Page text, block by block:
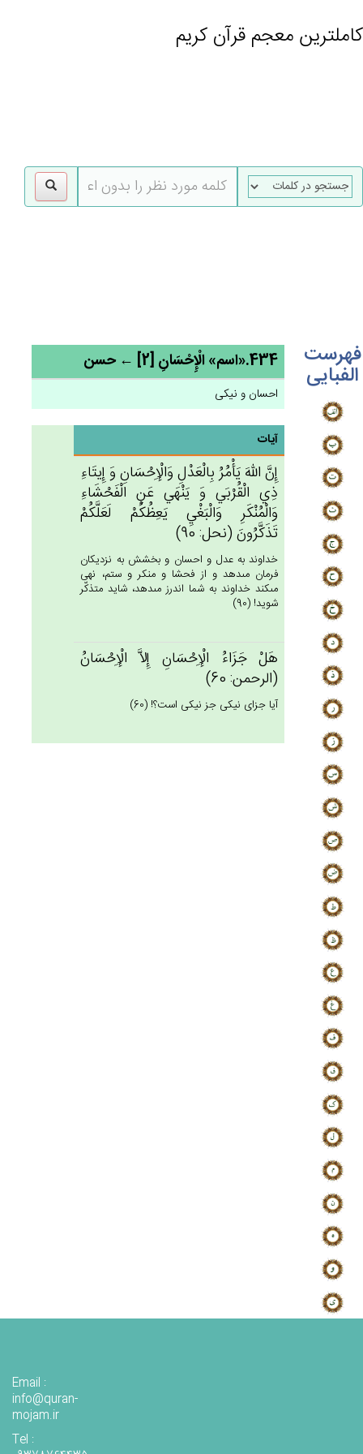
کاملترین معجم قرآن کریم
فهرست
الفبایی 434.«اسم» الْإِحْسَان‌ِ [2] ← حسن
احسان و نیکی
آیات
إِن‌َّ الله‌َ يَأْمُرُ بِالْعَدْل‌ِ وَالْإِحْسَان‌ِ وَ إِيتَاءِ
ذِي‌ الْقُرْبَي‌ وَ يَنْهَي‌ عَن‌ِ الْفَحْشَاءِ
وَالْمُنْكَرِ وَالْبَغْي‌ِ يَعِظُكُم‌ْ لَعَلَّكُم‌ْ
تَذَكَّرُون‌َ (نحل: 90)
خداوند به عدل و احسان و بخشش به نزديكان
فرمان مى‏دهد و از فحشا و منكر و ستم، نهى
مى‏كند خداوند به شما اندرز مى‏دهد، شايد متذكّر
شويد! (90)
هَل‌ْ جَزَاءُ الْإِحْسَان‌ِ إِلاَّ الْإِحْسَان‌ُ
(الرحمن: 60)
آيا جزاى نيكى جز نيكى است؟! (60)
Email :
info@quran-
mojam.ir
Tel :